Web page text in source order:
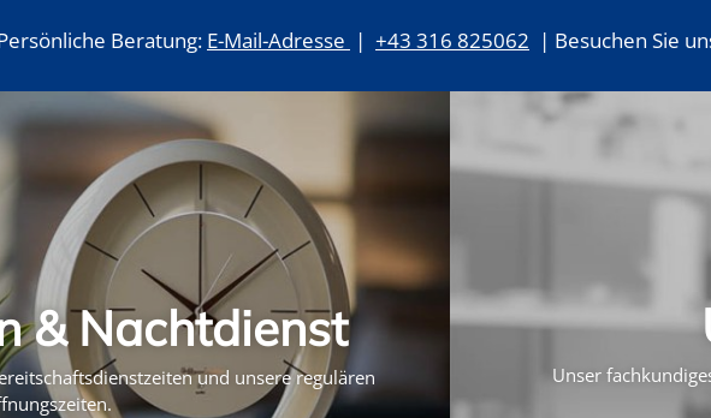
Beratung: E-Mail-Adresse | +43 316 825062 | Besuchen Sie
& Nachtdienst
und unsere regulären
Unser